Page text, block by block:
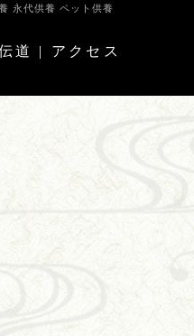
永代供養 ペット供養
道 | アクセス